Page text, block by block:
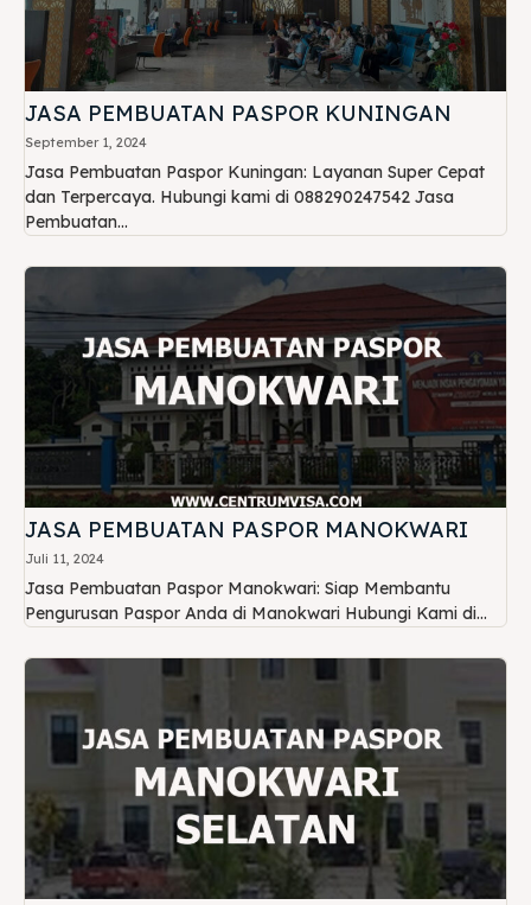
JASA PEMBUATAN PASPOR KUNINGAN
September 1, 2024
Jasa Pembuatan Paspor Kuningan: Layanan Super Cepat
dan Terpercaya. Hubungi kami di 088290247542 Jasa
Pembuatan...
JASA PEMBUATAN PASPOR MANOKWARI
Juli 11, 2024
Jasa Pembuatan Paspor Manokwari: Siap Membantu
Pengurusan Paspor Anda di Manokwari Hubungi Kami di...